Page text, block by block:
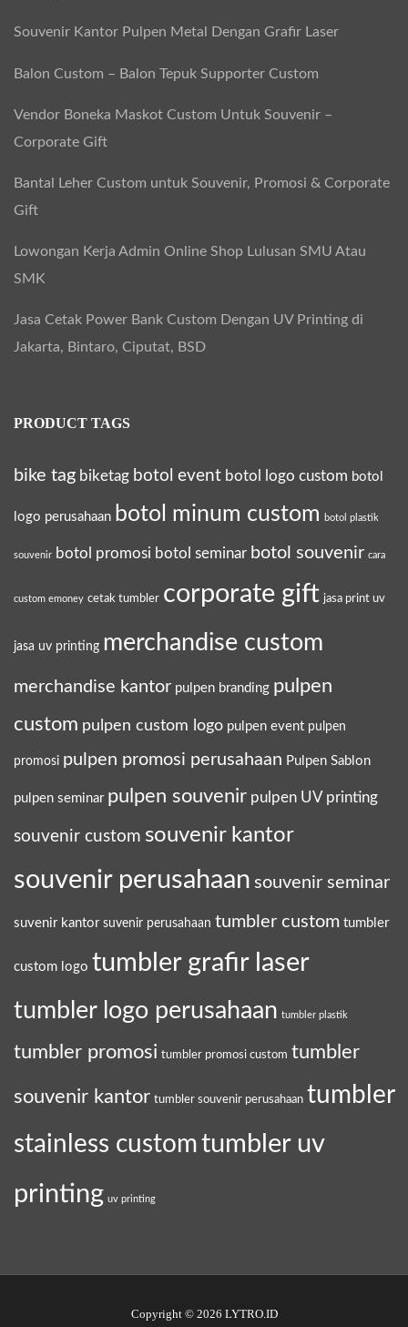
Souvenir Kantor Pulpen Metal Dengan Grafir Laser
Balon Custom – Balon Tepuk Supporter Custom
Vendor Boneka Maskot Custom Untuk Souvenir –
Corporate Gift
Bantal Leher Custom untuk Souvenir, Promosi & Corporate
Gift
Lowongan Kerja Admin Online Shop Lulusan SMU Atau
SMK
Jasa Cetak Power Bank Custom Dengan UV Printing di
Jakarta, Bintaro, Ciputat, BSD
PRODUCT TAGS
bike tag biketag botol event botol logo custom botol
logo perusahaan botol minum custom botol plastik
souvenir botol promosi botol seminar botol souvenir cara
custom emoney cetak tumbler corporate gift jasa print uv
jasa uv printing merchandise custom
merchandise kantor pulpen branding pulpen
custom pulpen custom logo pulpen event pulpen
promosi pulpen promosi perusahaan Pulpen Sablon
pulpen seminar pulpen souvenir pulpen UV printing
souvenir custom souvenir kantor
souvenir perusahaan souvenir seminar
suvenir kantor suvenir perusahaan tumbler custom tumbler
custom logo tumbler grafir laser
tumbler logo perusahaan tumbler plastik
tumbler promosi tumbler promosi custom tumbler
souvenir kantor tumbler souvenir perusahaan tumbler
stainless customtumbler uv
printing uv printing
Copyright © 2026 LYTRO.ID